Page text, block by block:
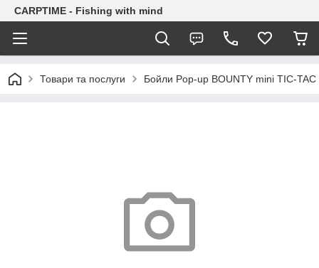
CARPTIME - Fishing with mind
Товари та послуги Бойли Pop-up BOUNTY mini TIC-